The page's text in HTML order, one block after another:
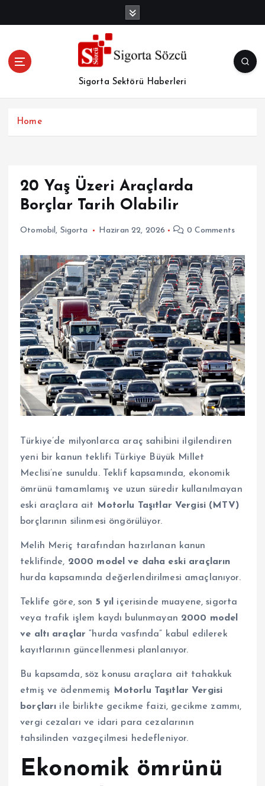
Sigorta Sektörü Haberleri
Home
20 Yaş Üzeri Araçlarda
Borçlar Tarih Olabilir
Otomobil , Sigorta Haziran 22, 2026 0 Comments
Türkiye’de milyonlarca araç sahibini ilgilendiren
yeni bir kanun teklifi Türkiye Büyük Millet
Meclisi’ne sunuldu. Teklif kapsamında, ekonomik
ömrünü tamamlamış ve uzun süredir kullanılmayan
eski araçlara ait
Motorlu Taşıtlar Vergisi (MTV)
borçlarının silinmesi öngörülüyor.
Melih Meriç tarafından hazırlanan kanun
teklifinde, 2000 model ve daha eski araçların
hurda kapsamında değerlendirilmesi amaçlanıyor.
Teklife göre, son 5 yıl içerisinde muayene, sigorta
veya trafik işlem kaydı bulunmayan 2000 model
ve altı araçlar “hurda vasfında” kabul edilerek
kayıtlarının güncellenmesi planlanıyor.
Bu kapsamda, söz konusu araçlara ait tahakkuk
etmiş ve ödenmemiş Motorlu Taşıtlar Vergisi
borçları ile birlikte gecikme faizi, gecikme zammı,
vergi cezaları ve idari para cezalarının
tahsilinden vazgeçilmesi hedefleniyor.
Ekonomik ömrünü